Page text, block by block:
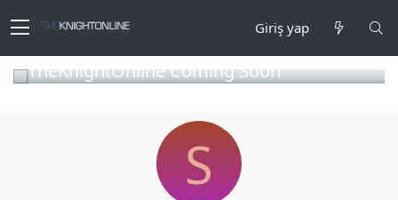
Giriş yap
TheKnightOnline Coming Soon
S